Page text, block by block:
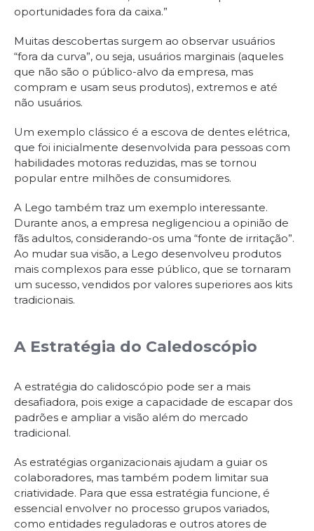
oportunidades fora da caixa.”
Muitas descobertas surgem ao observar usuários
“fora da curva”, ou seja, usuários marginais (aqueles
que não são o público-alvo da empresa, mas
compram e usam seus produtos), extremos e até
não usuários.
Um exemplo clássico é a escova de dentes elétrica,
que foi inicialmente desenvolvida para pessoas com
habilidades motoras reduzidas, mas se tornou
popular entre milhões de consumidores.
A Lego também traz um exemplo interessante.
Durante anos, a empresa negligenciou a opinião de
fãs adultos, considerando-os uma “fonte de irritação”.
Ao mudar sua visão, a Lego desenvolveu produtos
mais complexos para esse público, que se tornaram
um sucesso, vendidos por valores superiores aos kits
tradicionais.
A Estratégia do Caledoscópio
A estratégia do calidoscópio pode ser a mais
desafiadora, pois exige a capacidade de escapar dos
padrões e ampliar a visão além do mercado
tradicional.
As estratégias organizacionais ajudam a guiar os
colaboradores, mas também podem limitar sua
criatividade. Para que essa estratégia funcione, é
essencial envolver no processo grupos variados,
como entidades reguladoras e outros atores de